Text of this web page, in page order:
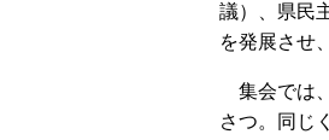
議）、県民
を発展させ
集会では
さつ。同じ